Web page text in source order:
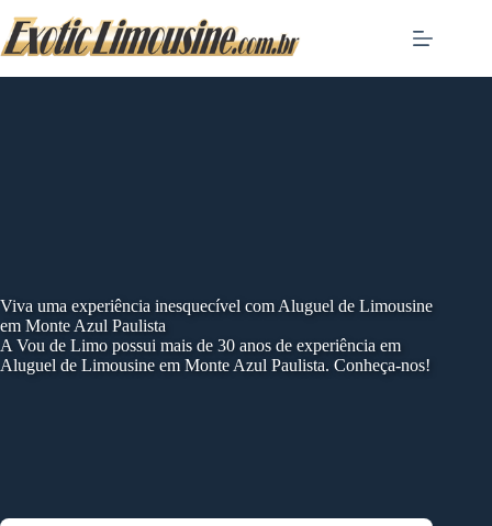
to
content
Viva uma experiência inesquecível com Aluguel de Limousine
em Monte Azul Paulista
A Vou de Limo possui mais de 30 anos de experiência em
Aluguel de Limousine em Monte Azul Paulista. Conheça-nos!